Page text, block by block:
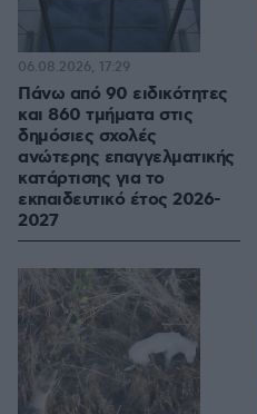
Πάνω από 90 ειδικότητες
και 860 τμήματα στις
δημόσιες σχολές
ανώτερης επαγγελματικής
κατάρτισης για το
εκπαιδευτικό έτος 2026-
2027
06.08.2026, 17:29